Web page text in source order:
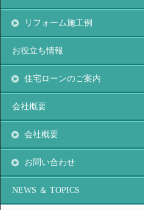
リフォーム施工例
お役立ち情報
住宅ローンのご案内
会社概要
会社概要
お問い合わせ
NEWS ＆ TOPICS